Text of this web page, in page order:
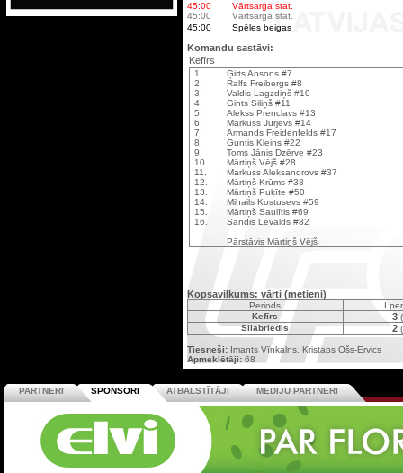
45:00
Vārtsarga stat.
45:00
Vārtsarga stat.
45:00
Spēles beigas
Komandu sastāvi:
Kefīrs
1.
Ģirts Ansons #7
2.
Ralfs Freibergs #8
3.
Valdis Lagzdiņš #10
4.
Gints Siliņš #11
5.
Alekss Prenclavs #13
6.
Markuss Jurjevs #14
7.
Armands Freidenfelds #17
8.
Guntis Kleins #22
9.
Toms Jānis Dzērve #23
10.
Mārtiņš Vējš #28
11.
Markuss Aleksandrovs #37
12.
Mārtiņš Krūms #38
13.
Mārtiņš Puķīte #50
14.
Mihails Kostusevs #59
15.
Mārtiņš Saulītis #69
16.
Sandis Lēvalds #82
Pārstāvis Mārtiņš Vējš
Kopsavilkums: vārti (metieni)
Periods
I
Kefīrs
3
Silabriedis
2
Tiesneši: Imants Vīnkalns, Kristaps Ošs-Ervics
Apmeklētāji: 68
PARTNERI SPONSORI ATBALSTĪTĀJI MEDIJU PARTNERI